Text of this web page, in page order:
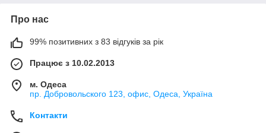
Про нас
99% позитивних з 83 відгуків за рік
Працює з 10.02.2013
м. Одеса
пр. Добровольского 123, офис, Одеса, Україна
Контакти